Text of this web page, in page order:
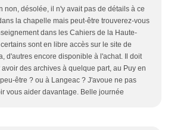
non, désolée, il n'y avait pas de détails à ce
la chapelle mais peut-être trouverez-vous
dans les Cahiers de la Haute-
sont en libre accès sur le site de
d'autres encore disponible à l'achat. Il doit
avoir des archives à quelque part, au Puy en
être ? ou à Langeac ? J'avoue ne pas
vous aider davantage. Belle journée